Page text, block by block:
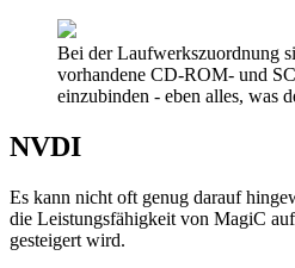
Bei der Laufwerkszuordnung
vorhandene CD-ROM- und
einzubinden - eben alles, was
NVDI
Es kann nicht oft genug darauf
die Leistungsfähigkeit von MagiC
gesteigert wird.